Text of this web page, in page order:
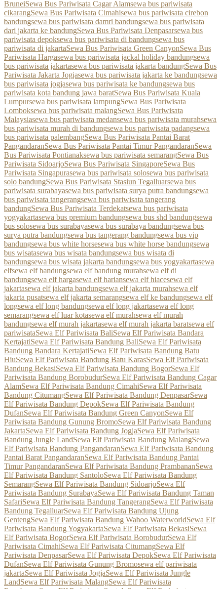
BruneiSewa Bus Pariwisata Cagar Alamsewa bus pariwisata
cikarangSewa Bus Pariwisata Cimahisewa bus pariwisata cirebon
bandungsewa bus pariwisata damri bandungsewa bus pariwisata
dari jakarta ke bandungSewa Bus Pariwisata Denpasarsewa bus
pariwisata depoksewa bus pariwisata di bandungsewa bus
pariwisata di jakartaSewa Bus Pariwisata Green CanyonSewa Bus
Pariwisata Hargasewa bus pariwisata jackal holiday bandungsewa
bus pariwisata jakartasewa bus pariwisata jakarta bandungSewa Bus
Pariwisata Jakarta Jogjasewa bus pariwisata jakarta ke bandungsewa
bus pariwisata jogjasewa bus pariwisata ke bandungsewa bus
pariwisata kota bandung jawa baratSewa Bus Pariwisata Kuala
Lumpursewa bus pariwisata lampungSewa Bus Pariwisata
Lomboksewa bus pariwisata malangSewa Bus Pariwisata
Malaysiasewa bus pariwisata medansewa bus pariwisata murahsewa
bus pariwisata murah di bandungsewa bus pariwisata padangsewa
bus pariwisata palembangSewa Bus Pariwisata Pantai Barat
PangandaranSewa Bus Pariwisata Pantai Timur PangandaranSewa
Bus Pariwisata Pontianaksewa bus pariwisata semarangSewa Bus
Pariwisata SidoarjoSewa Bus Pariwisata SingaporeSewa Bus
Pariwisata Singapurasewa bus pariwisata solosewa bus pariwisata
solo bandungSewa Bus Pariwisata Stasiun Tegalluarsewa bus
pariwisata surabayasewa bus pariwisata surya putra bandungsewa
bus pariwisata tangerangsewa bus pariwisata tangerang
bandungSewa Bus Pariwisata Terdekatsewa bus pariwisata
yogyakartasewa bus premium bandungsewa bus shd bandungsewa
bus solosewa bus surabayasewa bus surabaya bandungsewa bus
surya putra bandungsewa bus tangerang bandungsewa bus vip
bandungsewa bus white horsesewa bus white horse bandungsewa
bus wisatasewa bus wisata bandungsewa bus wisata di
bandungsewa bus wisata jakarta bandungsewa bus yogyakartasewa
elfsewa elf bandungsewa elf bandung murahsewa elf di
bandungsewa elf hargasewa elf hariansewa elf hiacesewa elf
jakartasewa elf jakarta bandungsewa elf jakarta murahsewa elf
jakarta pusatsewa elf jakarta semarangsewa elf ke bandungsewa elf
longsewa elf long bandungsewa elf long jakartasewa elf long
semarangsewa elf luar kotasewa elf murahsewa elf murah
bandungsewa elf murah jakartasewa elf murah jakarta baratsewa elf
pariwisataSewa Elf Pariwisata BaliSewa Elf Pariwisata Bandara
KertajatiSewa Elf Pariwisata Bandung BaliSewa Elf Pariwisata
Bandung Bandara KertajatiSewa Elf Pariwisata Bandung Batu
HiuSewa Elf Pariwisata Bandung Batu KarasSewa Elf Pariwisata
Bandung BekasiSewa Elf Pariwisata Bandung BogorSewa Elf
Pariwisata Bandung BorobudurSewa Elf Pariwisata Bandung Cagar
AlamSewa Elf Pariwisata Bandung CimahiSewa Elf Pariwisata
Bandung CitumangSewa Elf Pariwisata Bandung DenpasarSewa
Elf Pariwisata Bandung DepokSewa Elf Pariwisata Bandung
DufanSewa Elf Pariwisata Bandung Green CanyonSewa Elf
Pariwisata Bandung Gunung BromoSewa Elf Pariwisata Bandung
JakartaSewa Elf Pariwisata Bandung JogjaSewa Elf Pariwisata
Bandung Jungle LandSewa Elf Pariwisata Bandung MalangSewa
Elf Pariwisata Bandung PangandaranSewa Elf Pariwisata Bandung
Pantai Barat PangandaranSewa Elf Pariwisata Bandung Pantai
Timur PangandaranSewa Elf Pariwisata Bandung PrambananSewa
Elf Pariwisata Bandung SantoloSewa Elf Pariwisata Bandung
SemarangSewa Elf Pariwisata Bandung SidoarjoSewa Elf
Pariwisata Bandung SurabayaSewa Elf Pariwisata Bandung Taman
SafariSewa Elf Pariwisata Bandung TangerangSewa Elf Pariwisata
Bandung TegalluarSewa Elf Pariwisata Bandung Ujung
GentengSewa Elf Pariwisata Bandung Wahoo WaterworldSewa Elf
Pariwisata Bandung YogyakartaSewa Elf Pariwisata BekasiSewa
Elf Pariwisata BogorSewa Elf Pariwisata BorobudurSewa Elf
Pariwisata CimahiSewa Elf Pariwisata CitumangSewa Elf
Pariwisata DenpasarSewa Elf Pariwisata DepokSewa Elf Pariwisata
DufanSewa Elf Pariwisata Gunung Bromosewa elf pariwisata
jakartaSewa Elf Pariwisata JogjaSewa Elf Pariwisata Jungle
LandSewa Elf Pariwisata MalangSewa Elf Pariwisata